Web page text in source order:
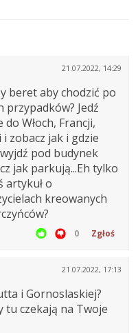
21.07.2022, 14:29
beret aby chodzić po
przypadków? Jedź
Włoch, Francji,
zobacz jak i gdzie
pod budynek
jak parkują...Eh tylko
artykuł o
kreowanych
0 Zgłoś
21.07.2022, 17:13
i Gornoslaskiej?
tu czekają na Twoje